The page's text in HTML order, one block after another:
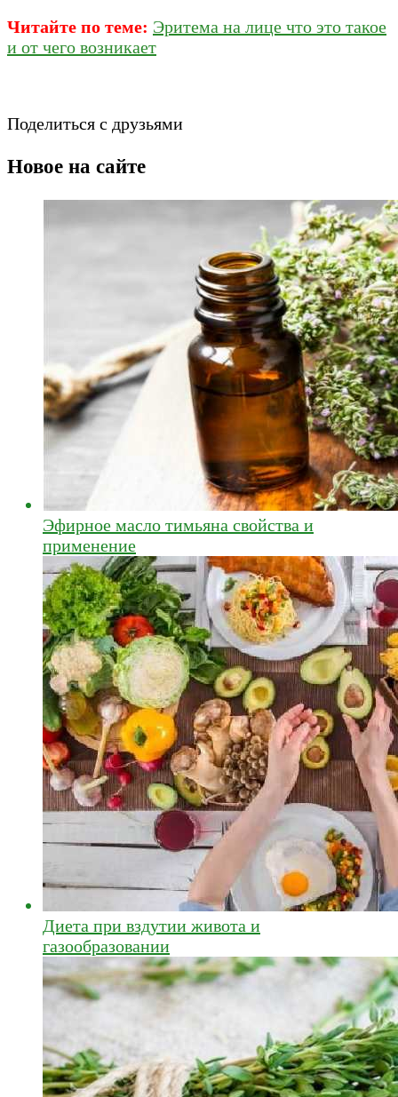
Читайте по теме: Эритема на лице что это такое
и от чего возникает
Поделиться с друзьями
Новое на сайте
Эфирное масло тимьяна свойства и
применение
Диета при вздутии живота и
газообразовании